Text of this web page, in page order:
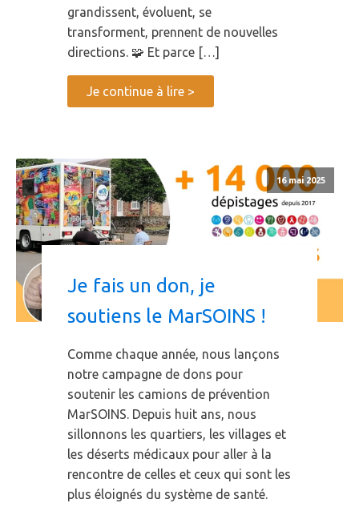
grandissent, évoluent, se
transforment, prennent de nouvelles
directions. 🧩 Et parce […]
Je continue à lire >
16 mai 2025
Je fais un don, je
soutiens le MarSOINS !
Comme chaque année, nous lançons
notre campagne de dons pour
soutenir les camions de prévention
MarSOINS. Depuis huit ans, nous
sillonnons les quartiers, les villages et
les déserts médicaux pour aller à la
rencontre de celles et ceux qui sont les
plus éloignés du système de santé.